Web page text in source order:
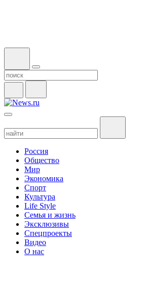
Россия
Общество
Мир
Экономика
Спорт
Культура
Life Style
Семья и жизнь
Эксклюзивы
Спецпроекты
Видео
О нас